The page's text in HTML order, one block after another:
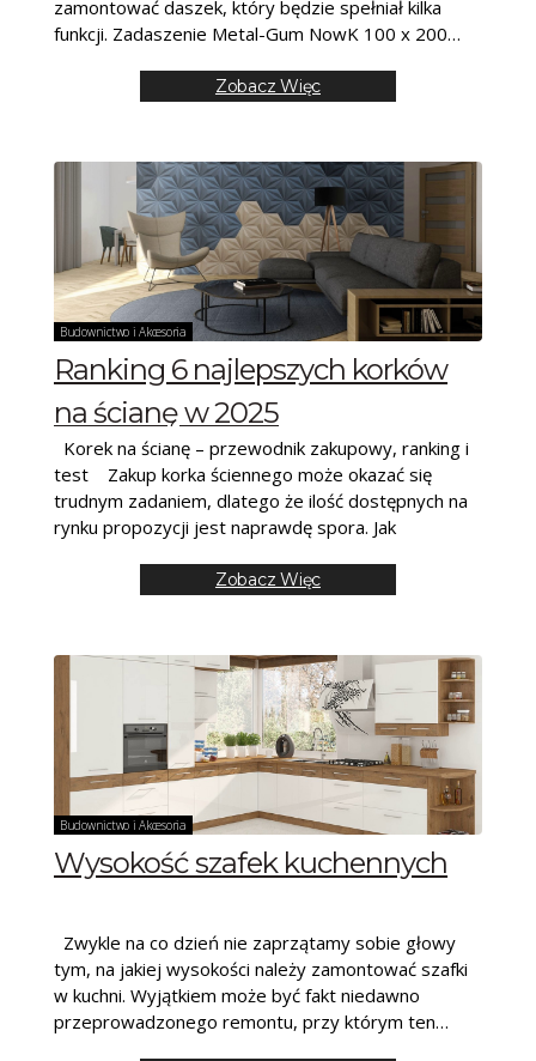
zamontować daszek, który będzie spełniał kilka
funkcji. Zadaszenie Metal-Gum NowK 100 x 200
Zobacz Więc
Budownictwo i Akcesoria
Ranking 6 najlepszych korków
na ścianę w 2025
Korek na ścianę – przewodnik zakupowy, ranking i
test Zakup korka ściennego może okazać się
trudnym zadaniem, dlatego że ilość dostępnych na
rynku propozycji jest naprawdę spora. Jak
Zobacz Więc
Budownictwo i Akcesoria
Wysokość szafek kuchennych
Zwykle na co dzień nie zaprzątamy sobie głowy
tym, na jakiej wysokości należy zamontować szafki
w kuchni. Wyjątkiem może być fakt niedawno
przeprowadzonego remontu, przy którym ten